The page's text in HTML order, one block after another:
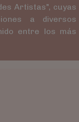
Artistas", cuyas
a diversos
entre los más